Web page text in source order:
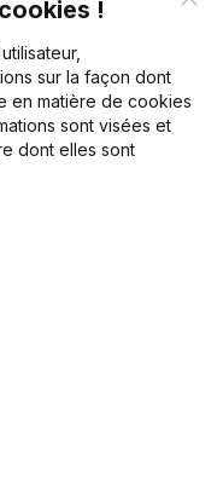
Center
…) -
- Rubrique
!
sur la façon dont
en matière de cookies
sont visées et
dont elles sont